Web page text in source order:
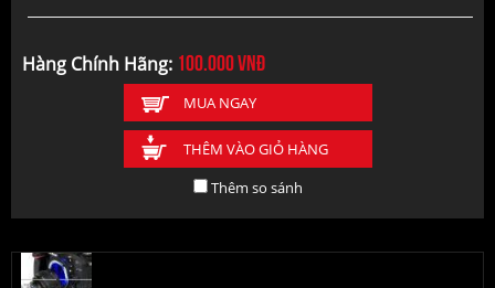
Hàng Chính Hãng: 100.000vnđ
MUA NGAY
THÊM VÀO GIỎ HÀNG
Thêm so sánh